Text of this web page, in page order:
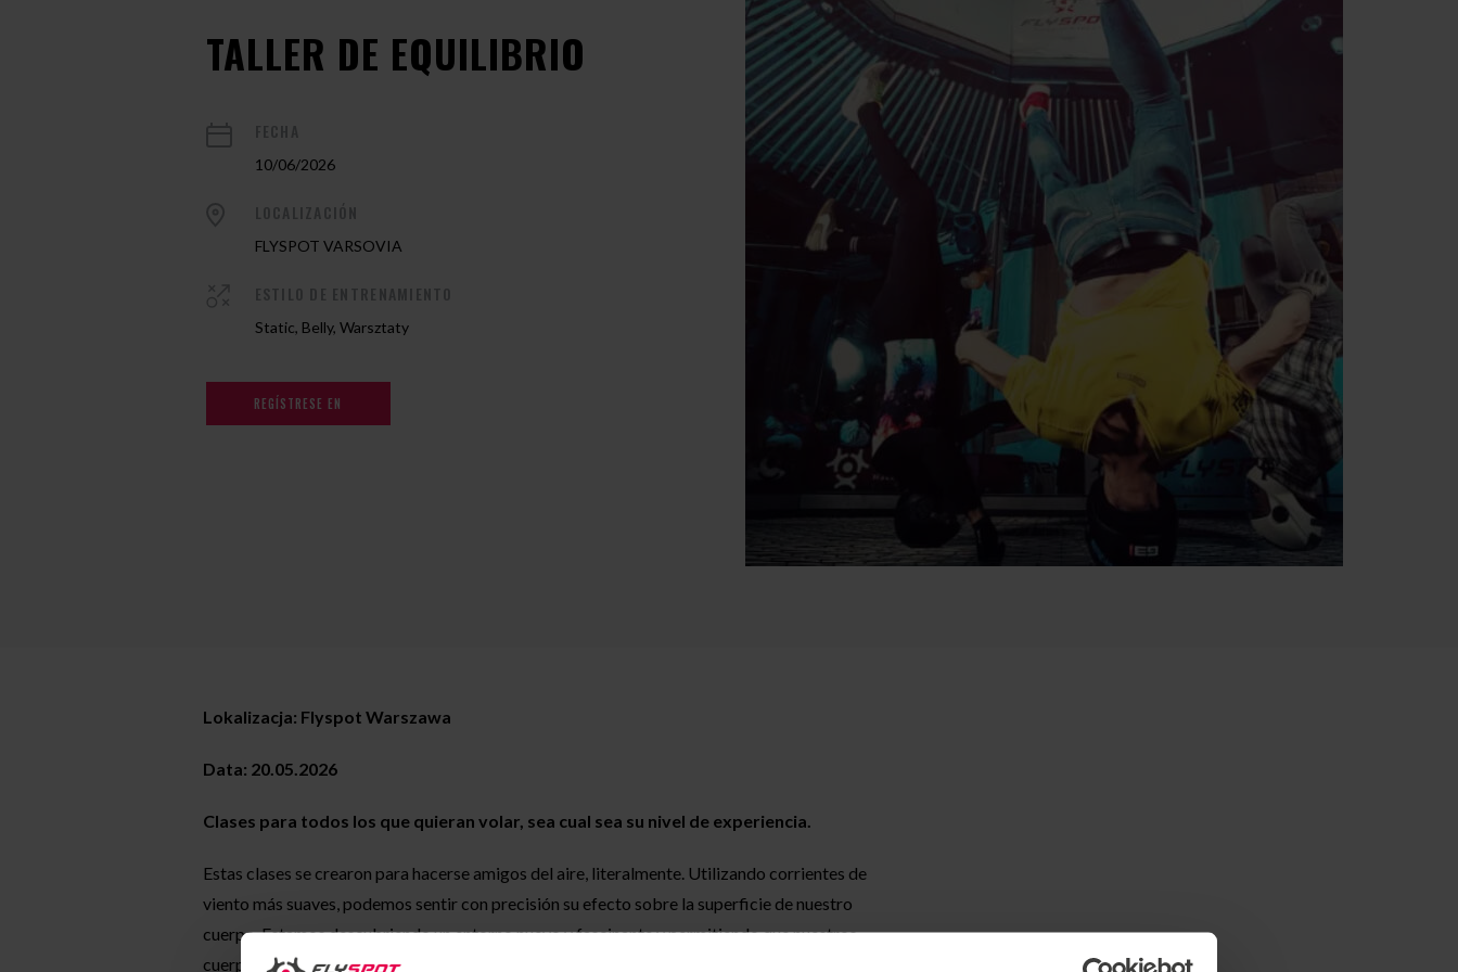
TALLER DE EQUILIBRIO
10/06/2026
FLYSPOT VARSOVIA
Static, Belly, Warsztaty
REGÍSTRESE EN
Lokalizacja: Flyspot Warszawa
Data: 20.05.2026
Clases para todos los que quieran volar, sea cual sea su nivel de experiencia.
Estas clases se crearon para hacerse amigos del aire, literalmente. Utilizando corrientes de
viento más suaves, podemos sentir con precisión su efecto sobre la superficie de nuestro
cuerpo. Estamos descubriendo un entorno nuevo y fascinante y permitiendo que nuestros
cuerpos se encuentren a sí mismos en él. Las técnicas desarrolladas permitirán moverse